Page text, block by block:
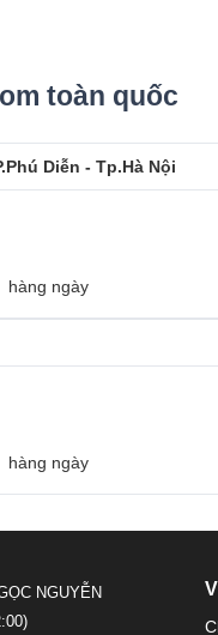
đồ họa mượt mà
năng Chip Intel Core i5
thao tác cơ bản trên
toàn quốc
Diễn - Tp.Hà Nội
hàng ngày
hàng ngày
NGUYỄN